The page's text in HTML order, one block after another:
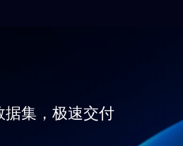
据集，极速交付